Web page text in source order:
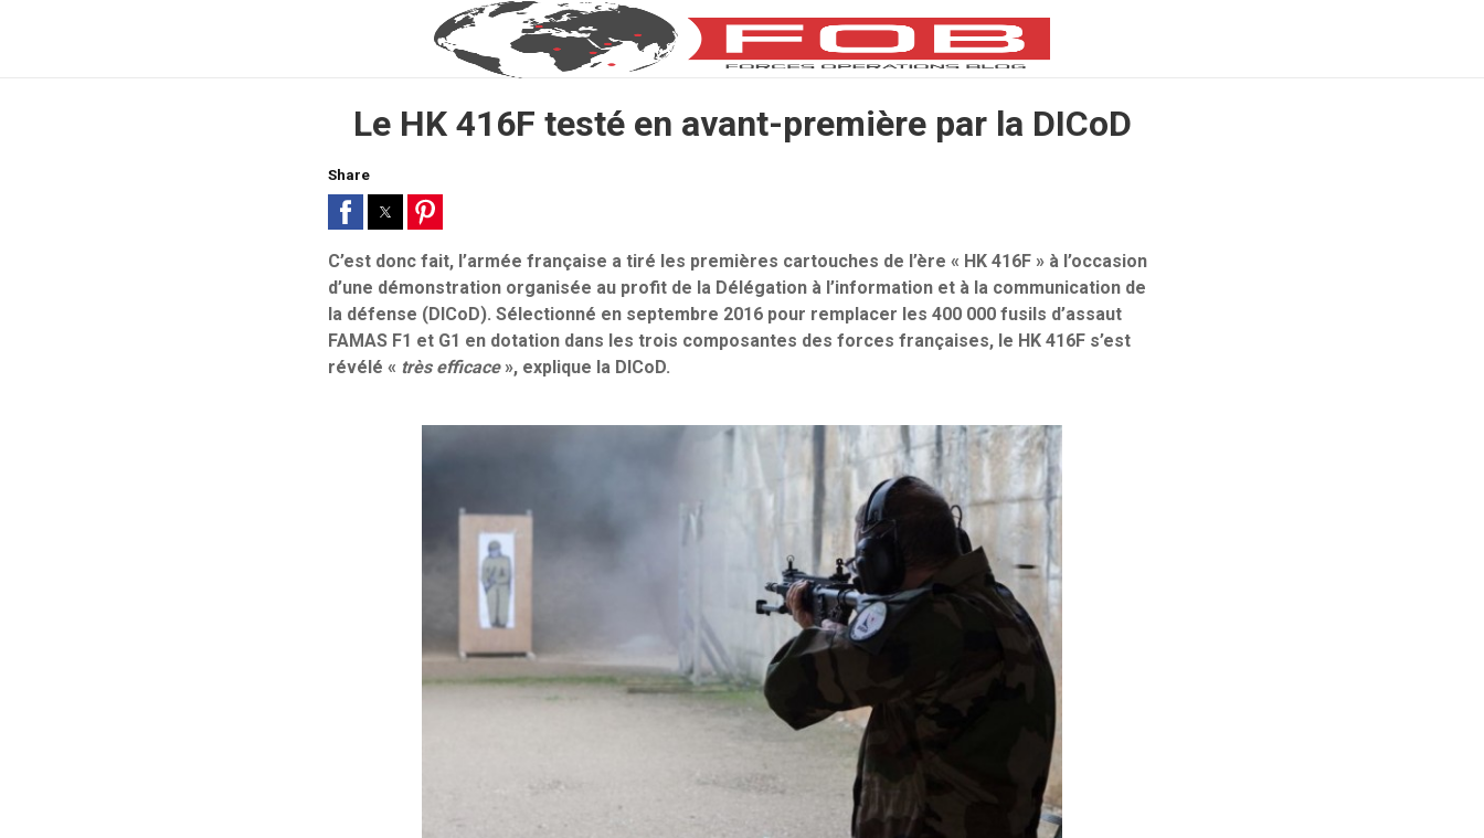
Le HK 416F testé en avant-première par la DICoD
Share
C’est donc fait, l’armée française a tiré les premières cartouches de l’ère « HK 416F » à l’occasion
d’une démonstration organisée au profit de la Délégation à l’information et à la communication de
la défense (DICoD). Sélectionné en septembre 2016 pour remplacer les 400 000 fusils d’assaut
FAMAS F1 et G1 en dotation dans les trois composantes des forces françaises, le HK 416F s’est
révélé « très efficace», explique la DICoD.